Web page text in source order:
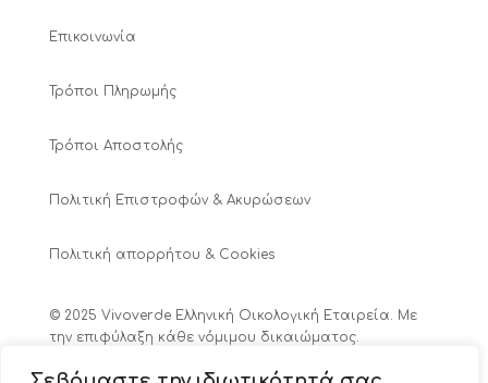
Επικοινωνία
Τρόποι Πληρωμής
Τρόποι Αποστολής
Πολιτική Επιστροφών & Ακυρώσεων
Πολιτική απορρήτου & Cookies
© 2025 Vivoverde Ελληνική Οικολογική Εταιρεία. Με
την επιφύλαξη κάθε νόμιμου δικαιώματος.